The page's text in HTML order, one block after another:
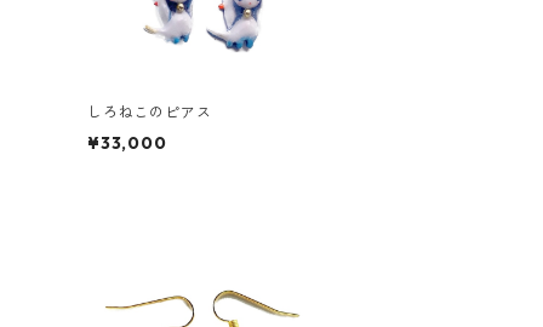
しろねこのピアス
¥33,000